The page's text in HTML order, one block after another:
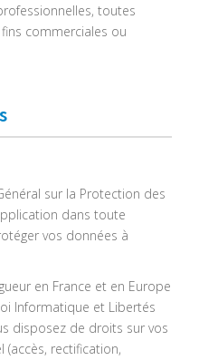
toutes
commerciales ou
sur la Protection des
dans toute
vos données à
en France et en Europe
Informatique et Libertés
disposez de droits sur vos
rectification,